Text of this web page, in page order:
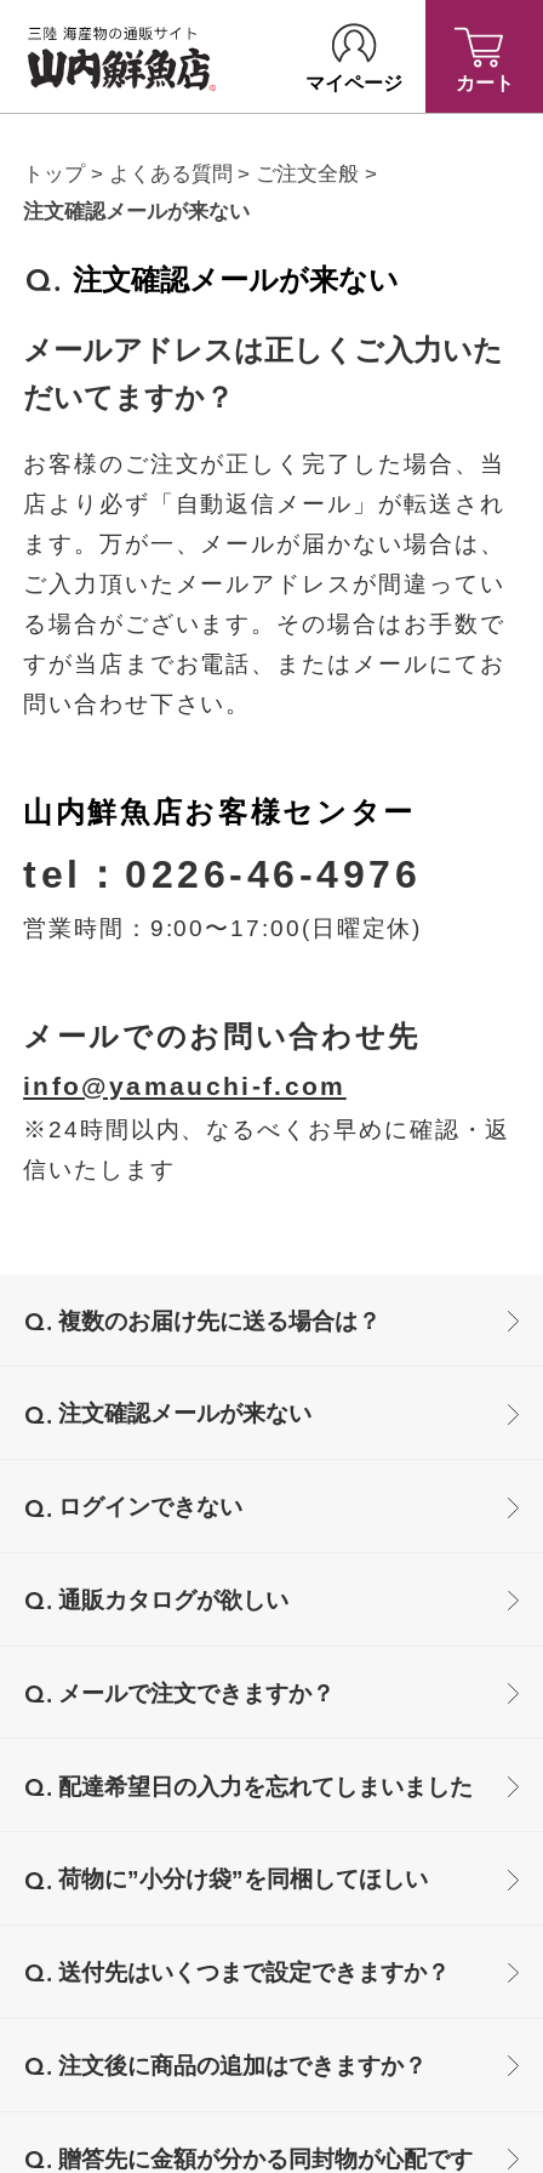
マイページ カート
トップ よくある質問
ご注文全般
注文確認メールが来ない
注文確認メールが来ない
メールアドレスは正しくご入力いた
だいてますか？
お客様のご注文が正しく完了した場合、当
店より必ず「自動返信メール」が転送され
ます。万が一、メールが届かない場合は、
ご入力頂いたメールアドレスが間違ってい
る場合がございます。その場合はお手数で
すが当店までお電話、またはメールにてお
問い合わせ下さい。
山内鮮魚店お客様センター
tel：0226-46-4976
営業時間：9:00〜17:00(日曜定休)
メールでのお問い合わせ先
info@yamauchi-f.com
※24時間以内、なるべくお早めに確認・返
信いたします
複数のお届け先に送る場合は？
注文確認メールが来ない
ログインできない
通販カタログが欲しい
メールで注文できますか？
配達希望日の入力を忘れてしまいました
荷物に”小分け袋”を同梱してほしい
送付先はいくつまで設定できますか？
注文後に商品の追加はできますか？
贈答先に金額が分かる同封物が心配です